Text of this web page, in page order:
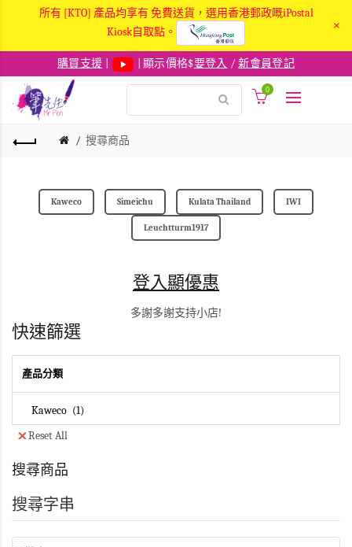
所有 [KTO] 產品均享有 免費送貨，選用香港郵政嘅iPostal
Kiosk自取點。
×
購買支援 | 顯示價格$要登入 /新會員登記
0
搜尋商品
Kaweco Simeichu Kulata Thailand IWI
Leuchtturm1917
登入顯優惠
多謝多謝支持小店!
快速篩選
產品分類
Kaweco
1
Reset All
搜尋商品
搜尋字串